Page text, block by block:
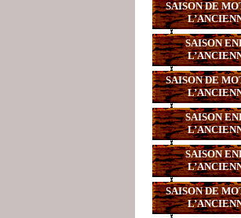
SAISON DE
SAISON
SAISON DE
SAISON
SAISON
SAISON DE